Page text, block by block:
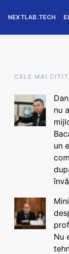
NEXTLAB.TECH
CELE MAI
nu
un
Nu